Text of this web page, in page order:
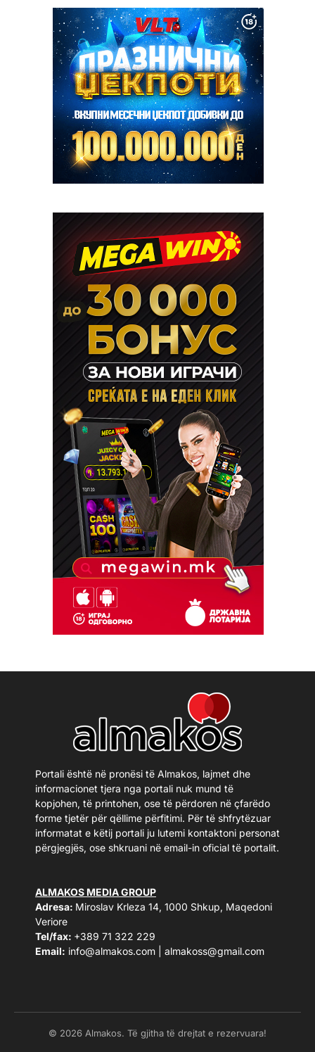
Portali është në pronësi të Almakos, lajmet dhe
informacionet tjera nga portali nuk mund të
kopjohen, të printohen, ose të përdoren në çfarëdo
forme tjetër për qëllime përfitimi. Për të shfrytëzuar
informatat e këtij portali ju lutemi kontaktoni personat
përgjegjës, ose shkruani në email-in oficial të portalit.
ALMAKOS MEDIA GROUP
Adresa: Miroslav Krleza 14, 1000 Shkup, Maqedoni
Veriore
Tel/fax: +389 71 322 229
Email: info@almakos.com almakoss@gmail.com
© 2026 Almakos. Të gjitha të drejtat e rezervuara!